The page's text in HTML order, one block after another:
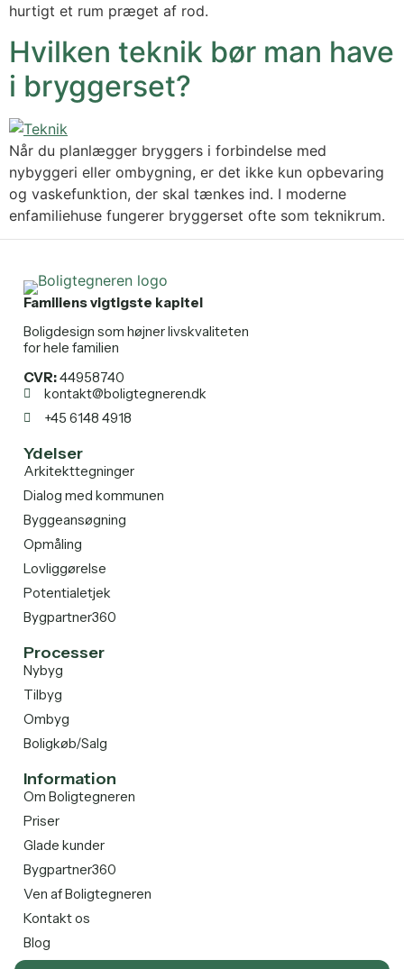
hurtigt et rum præget af rod.
Hvilken teknik bør man have
i bryggerset?
Når du planlægger bryggers i forbindelse med
nybyggeri eller ombygning, er det ikke kun opbevaring
og vaskefunktion, der skal tænkes ind. I moderne
enfamiliehuse fungerer bryggerset ofte som teknikrum.
Familiens vigtigste kapitel
Boligdesign som højner livskvaliteten
for hele familien
CVR:44958740
kontakt@boligtegneren.dk
+45 6148 4918
Ydelser
Arkitekttegninger
Dialog med kommunen
Byggeansøgning
Opmåling
Lovliggørelse
Potentialetjek
Bygpartner360
Processer
Nybyg
Tilbyg
Ombyg
Boligkøb/Salg
Information
Om Boligtegneren
Priser
Glade kunder
Bygpartner360
Ven af Boligtegneren
Kontakt os
Blog